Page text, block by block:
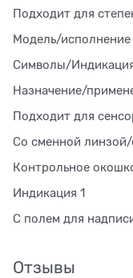
Подходит для
Модель/
Символы/
Назначение/
Подходит для
Со сменной
Контрольное
Индикация 1
С полем для
Отзывы